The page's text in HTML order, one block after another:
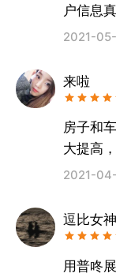
户信息
2021-
来啦
房子和
大提高
2021-
逗比女神
用普咚